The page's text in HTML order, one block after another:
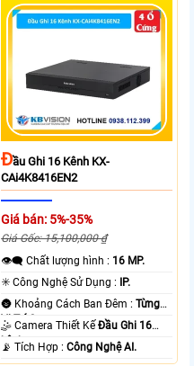
ĐẦu Ghi 16 Kênh KX-
CAi4K8416EN2
Giá bán: 5%-35%
Giá Gốc: 15,100,000 ₫
👁️‍🗨 Chất lượng hình : 16 MP.
✳️ Công Nghệ Sử Dụng :
IP.
🌚 Khoảng Cách Ban Đêm :Từng
Vị Trí Camera .
🤹 Camera Thiết KếĐầu Ghi 16
kênh.
️📡 Tích Hợp :Công Nghệ AI.